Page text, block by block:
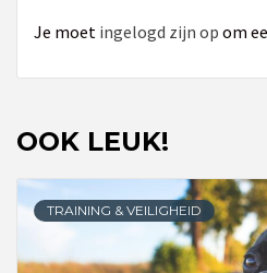
Je moet ingelogd zijn op om
OOK LEUK!
TRAINING & VEILIGHEID